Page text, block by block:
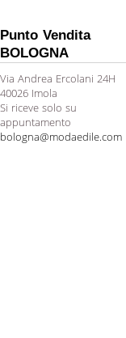
Punto Vendita
BOLOGNA
Via Andrea Ercolani 24H
40026 Imola
Si riceve solo su
appuntamento
bologna@modaedile.com